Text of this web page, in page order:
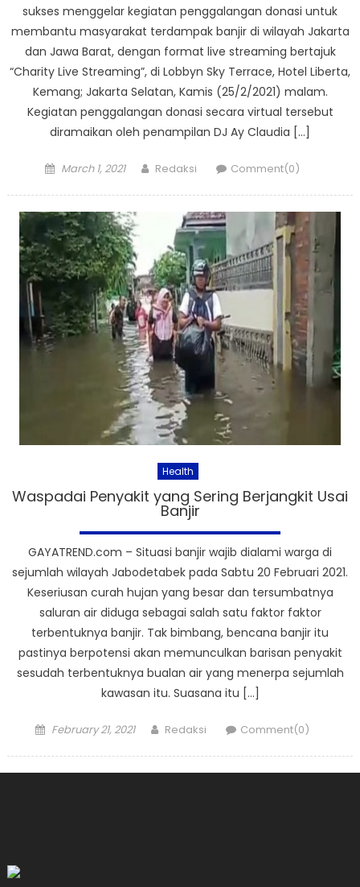
sukses menggelar kegiatan penggalangan donasi untuk
membantu masyarakat terdampak banjir di wilayah Jakarta
dan Jawa Barat, dengan format live streaming bertajuk
“Charity Live Streaming”, di Lobbyn Sky Terrace, Hotel Liberta,
Kemang; Jakarta Selatan, Kamis (25/2/2021) malam.
Kegiatan penggalangan donasi secara virtual tersebut
diramaikan oleh penampilan DJ Ay Claudia […]
Posted
March 1, 2021 Author
Redaksi Comment(0)
Health
Waspadai Penyakit yang Sering Berjangkit Usai
Banjir
GAYATREND.com – Situasi banjir wajib dialami warga di
sejumlah wilayah Jabodetabek pada Sabtu 20 Februari 2021.
Keseriusan curah hujan yang besar dan tersumbatnya
saluran air diduga sebagai salah satu faktor faktor
terbentuknya banjir. Tak bimbang, bencana banjir itu
pastinya berpotensi akan memunculkan barisan penyakit
sesudah terbentuknya bualan air yang menerpa sejumlah
kawasan itu. Suasana itu […]
Posted
February 21, 2021 Author
Redaksi Comment(0)